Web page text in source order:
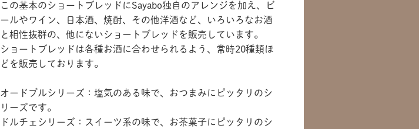
この基本のショートブレッドにSayabo独自のアレンジを加え、ビ
ールやワイン、日本酒、焼酎、その他洋酒など、いろいろなお酒
と相性抜群の、他にないショートブレッドを販売しています。
ショートブレッドは各種お酒に合わせられるよう、常時20種類ほ
どを販売しております。
オードブルシリーズ：塩気のある味で、おつまみにピッタリのシ
リーズです。
ドルチェシリーズ：スイーツ系の味で、お茶菓子にピッタリのシ